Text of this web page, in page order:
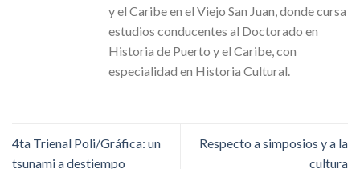
y el Caribe en el Viejo San Juan, donde cursa
estudios conducentes al Doctorado en
Historia de Puerto y el Caribe, con
especialidad en Historia Cultural.
4ta Trienal Poli/Gráfica: un
tsunami a destiempo
Respecto a simposios y a la
cultura